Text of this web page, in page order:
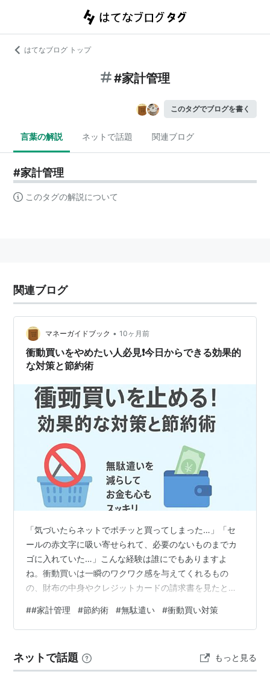
はてなブログ トップ
#家計管理
このタグでブログを書く
言葉の解説 ネットで話題 関連ブログ
#家計管理
このタグの解説について
関連ブログ
マネーガイドブック • 10ヶ月前
衝動買いをやめたい人必見❗今日からできる効果的
な対策と節約術
「気づいたらネットでポチッと買ってしまった…」「セ
ールの赤文字に吸い寄せられて、必要のないものまでカ
ゴに入れていた…」こんな経験は誰にでもありますよ
ね。衝動買いは一瞬のワクワク感を与えてくれるもの
の、財布の中身やクレジットカードの請求書を見たとき
調査によると「計画外の買い物による無駄遣い」が家計
に与える影響は平均で月数千円〜数万円にのぼるとも言
重ねが大きな差を生むのです。 しかし朗報があります。
衝動買いは意志が弱いから起こるのではなく、心理的な
##家計管理 #節約術 #無駄遣い #衝動買い対策
ネットで話題 もっと見る